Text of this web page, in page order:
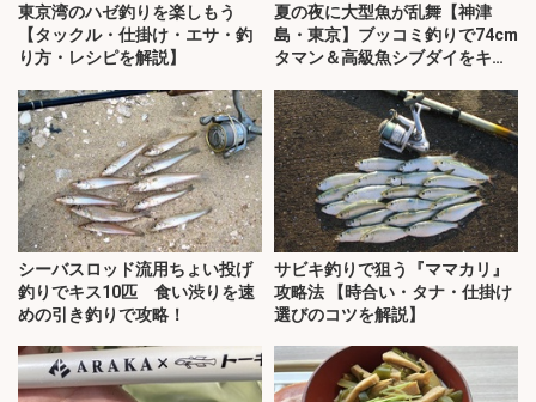
東京湾のハゼ釣りを楽しもう
【タックル・仕掛け・エサ・釣
り方・レシピを解説】
夏の夜に大型魚が乱舞【神津
島・東京】ブッコミ釣りで74cm
タマン＆高級魚シブダイをキャ
シーバスロッド流用ちょい投げ
釣りでキス10匹 食い渋りを速
めの引き釣りで攻略！
サビキ釣りで狙う『ママカリ』
攻略法 【時合い・タナ・仕掛け
選びのコツを解説】